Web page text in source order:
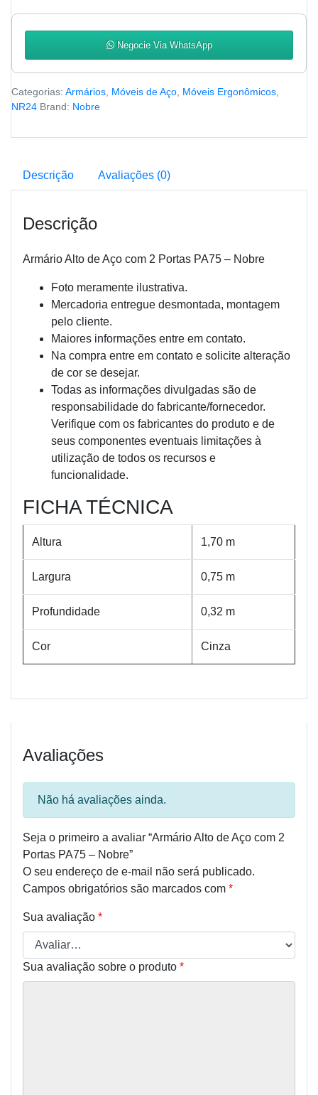
Negocie Via WhatsApp
Categorias: Armários Móveis de Aço Móveis Ergonômicos
NR24 Brand: Nobre
Descrição Avaliações (0)
Descrição
Armário Alto de Aço com 2 Portas PA75 – Nobre
Foto meramente ilustrativa.
Mercadoria entregue desmontada, montagem
pelo cliente.
Maiores informações entre em contato.
Na compra entre em contato e solicite alteração
de cor se desejar.
Todas as informações divulgadas são de
responsabilidade do fabricante/fornecedor.
Verifique com os fabricantes do produto e de
seus componentes eventuais limitações à
utilização de todos os recursos e
funcionalidade.
FICHA TÉCNICA
Altura 1,70 m
Largura 0,75 m
Profundidade 0,32 m
Cor Cinza
Avaliações
Não há avaliações ainda.
Seja o primeiro a avaliar “Armário Alto de Aço com 2
Portas PA75 – Nobre”
O seu endereço de e-mail não será publicado.
Campos obrigatórios são marcados com *
Sua avaliação *
Sua avaliação sobre o produto *